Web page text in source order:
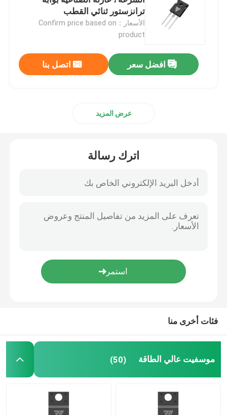
كربيد السيليكون SBD
الثنائيات شوتكي الحاجز
أشباه الموصلات عالية الطاقة
ترانزستور ثنائي القطب
الأسعار：Confirm price based on
product
افضل سعر اتصل بنا
عرض المزيد
اترك رسالة
فئات أخرى منا
موسفيت عالي الطاقة (50)